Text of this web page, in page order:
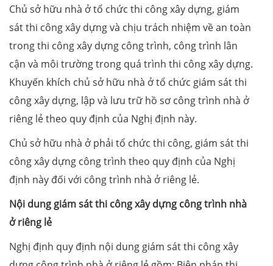
Chủ sở hữu nhà ở tổ chức thi công xây dựng, giám
sát thi công xây dựng và chịu trách nhiệm về an toàn
trong thi công xây dựng công trình, công trình lân
cận và môi trường trong quá trình thi công xây dựng.
Khuyến khích chủ sở hữu nhà ở tổ chức giám sát thi
công xây dựng, lập và lưu trữ hồ sơ công trình nhà ở
riêng lẻ theo quy định của Nghị định này.
Chủ sở hữu nhà ở phải tổ chức thi công, giám sát thi
công xây dựng công trình theo quy định của Nghị
định này đối với công trình nhà ở riêng lẻ.
Nội dung giám sát thi công xây dựng công trình nhà
ở riêng lẻ
Nghị định quy định nội dung giám sát thi công xây